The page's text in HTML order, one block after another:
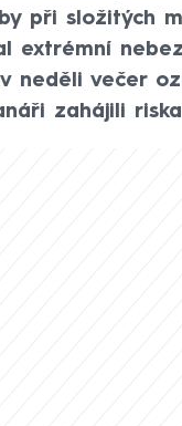
při složitých
extrémní
neděli večer
zahájili